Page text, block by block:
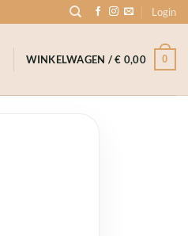
Login
WINKELWAGEN /€ 0,00 0